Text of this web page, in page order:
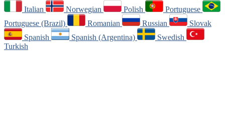
Italian
Norwegian Polish
Portuguese
Portuguese (Brazil)
Romanian Russian
Slovak
Spanish
Spanish (Argentina)
Swedish
Turkish